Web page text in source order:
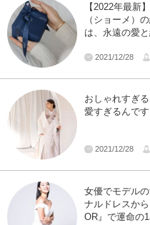
【2022年最新
（ショーメ）
は、永遠の愛と
2021/12/28
おしゃれすぎ
愛すぎるんで
2021/12/28
女優でモデル
ナルドレスか
OR』で運命の